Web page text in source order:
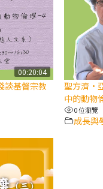
00:20:04
談基督宗教
聖方濟·
中的動物
0 位瀏覽
成長與